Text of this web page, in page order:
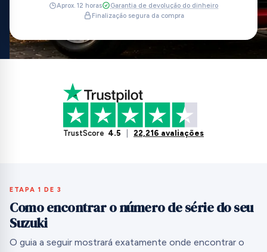
Aprox. 12 horas
Garantia de devolução do dinheiro
Finalização segura da compra
TrustScore 4.5 22,216 avaliações
ETAPA 1 DE 3
Como encontrar o número de série do seu
Suzuki
O guia a seguir mostrará exatamente onde encontrar o